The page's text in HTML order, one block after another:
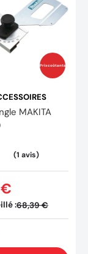
Prix coûtants
MAKITA
:68,39 €